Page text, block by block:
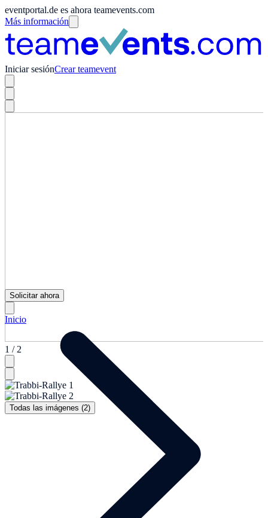
eventportal.de es ahora teamevents.com
Más información
Iniciar sesiónCrear teamevent
1 / 2
Todas las imágenes (2)
Solicitar ahora
Inicio